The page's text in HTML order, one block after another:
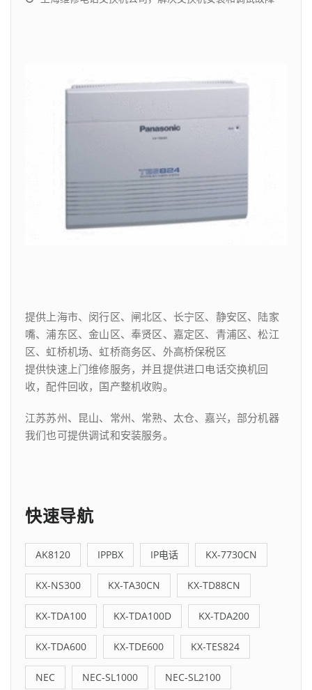
提供上海市、闵行区、闸北区、长宁区、静安区、陆家
嘴、浦东区、金山区、奉贤区、嘉定区、青浦区、松江
区、虹桥机场、虹桥商务区、外高桥保税区
提供快速上门维修服务，并且提供进口电话交换机回
收，配件回收，国产整机收购。
江苏苏州、昆山、常州、常熟、太仓、嘉兴，部分机器
我们也可提供调试和安装服务。
快速导航
AK8120 IPPBX IP电话 KX-7730CN
KX-NS300 KX-TA30CN KX-TD88CN
KX-TDA100 KX-TDA100D KX-TDA200
KX-TDA600 KX-TDE600 KX-TES824
NEC NEC-SL1000 NEC-SL2100